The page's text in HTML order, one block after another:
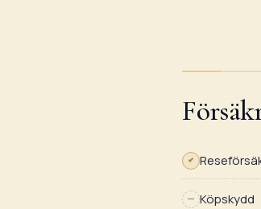
Köpskydd